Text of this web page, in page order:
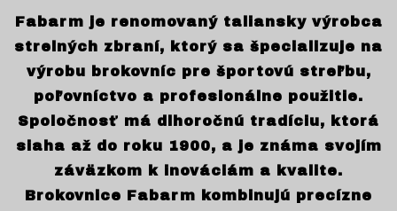
Fabarm je renomovaný taliansky výrobca
strelných zbraní, ktorý sa špecializuje na
výrobu brokovníc pre športovú streľbu,
poľovníctvo a profesionálne použitie.
Spoločnosť má dlhoročnú tradíciu, ktorá
siaha až do roku 1900, a je známa svojím
záväzkom k inováciám a kvalite.
Brokovnice Fabarm kombinujú precízne